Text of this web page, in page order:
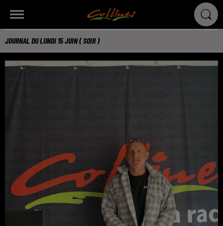
JOURNAL DU LUNDI 15 JUIN ( SOIR )